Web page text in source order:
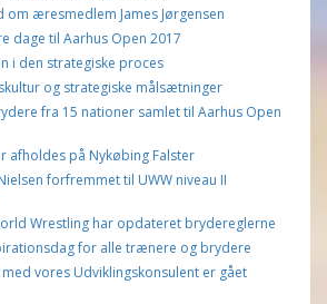
om æresmedlem James Jørgensen
dage til Aarhus Open 2017
i den strategiske proces
og strategiske målsætninger
fra 15 nationer samlet til Aarhus Open
afholdes på Nykøbing Falster
forfremmet til UWW niveau II
Wrestling har opdateret brydereglerne
for alle trænere og brydere
vores Udviklingskonsulent er gået